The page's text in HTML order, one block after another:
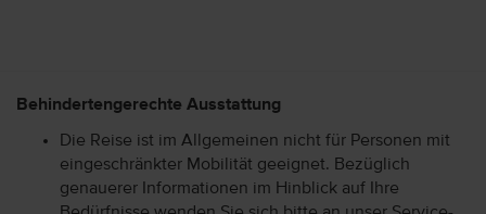
Behindertengerechte Ausstattung
Die Reise ist im Allgemeinen nicht für Personen mit
eingeschränkter Mobilität geeignet. Bezüglich
genauerer Informationen im Hinblick auf Ihre